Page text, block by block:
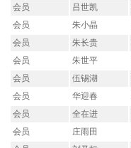
会员
吕世凯
会员
朱小晶
会员
朱长贵
会员
朱世平
会员
伍锡湖
会员
华迎春
会员
全在进
会员
庄雨田